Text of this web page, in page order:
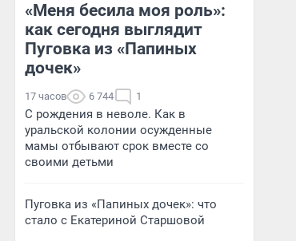
Анастасия Завгородняя
«Меня бесила моя роль»:
как сегодня выглядит
Пуговка из «Папиных
дочек»
17 часов 6 744 1
С рождения в неволе. Как в
уральской колонии осужденные
мамы отбывают срок вместе со
своими детьми
Пуговка из «Папиных дочек»: что
стало с Екатериной Старшовой